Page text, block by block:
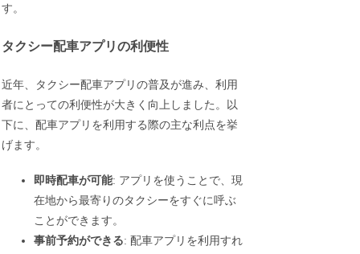
す。
タクシー配車アプリの利便性
近年、タクシー配車アプリの普及が進み、利用
者にとっての利便性が大きく向上しました。以
下に、配車アプリを利用する際の主な利点を挙
げます。
即時配車が可能: アプリを使うことで、現
在地から最寄りのタクシーをすぐに呼ぶ
ことができます。
事前予約ができる: 配車アプリを利用すれ